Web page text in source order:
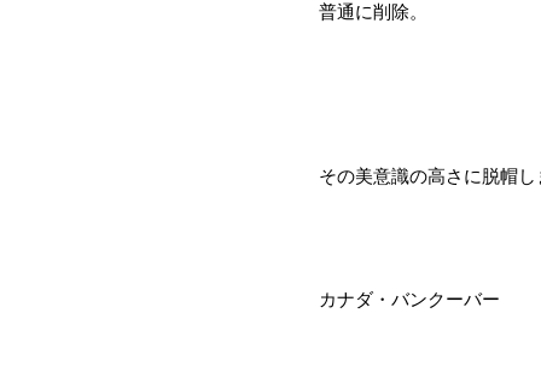
普通に削除。
その美意識の高さに脱帽
カナダ・バンクーバー